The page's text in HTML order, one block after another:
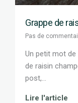
Grappe de
Pas de
Un petit mot
de raisin
post,...
Lire l'article